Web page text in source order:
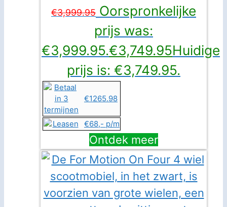
€3,999.95 Oorspronkelijke
prijs was:
€3,999.95.€3,749.95Huidige
prijs is: €3,749.95.
€1265.98
€68,- p/m
Ontdek meer